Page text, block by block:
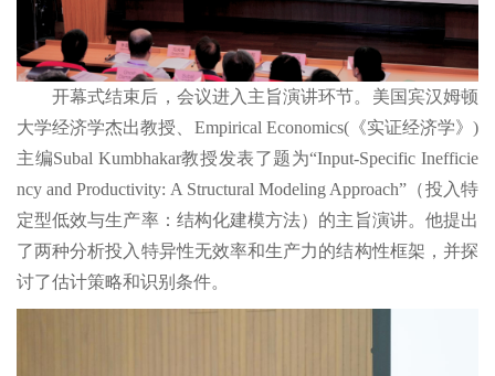
开幕式结束后，会议进入主旨演讲环节。美国宾汉姆顿
大学经济学杰出教授、Empirical Economics(《实证经济学》)
主编Subal Kumbhakar教授发表了题为“Input-Specific Inefficie
ncy and Productivity: A Structural Modeling Approach”（投入特
定型低效与生产率：结构化建模方法）的主旨演讲。他提出
了两种分析投入特异性无效率和生产力的结构性框架，并探
讨了估计策略和识别条件。